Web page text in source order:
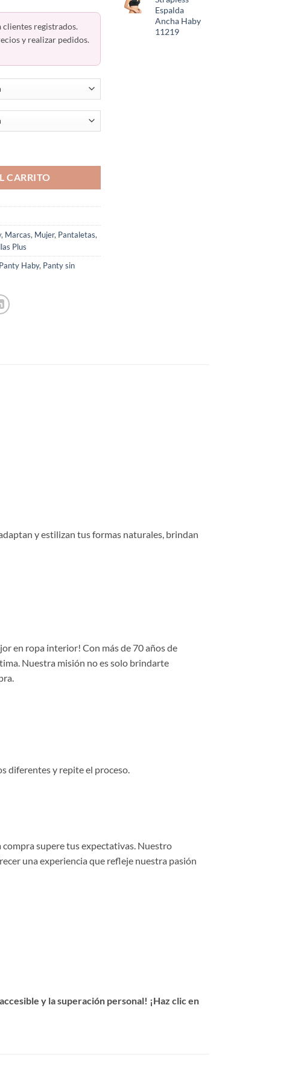
clientes registrados.
y realizar pedidos.
CARRITO
, Marcas, Mujer, Pantaletas,
Plus
Panty Haby, Panty sin
Espalda
Ancha Haby
11219
y estilizan tus formas naturales, brindan
en ropa interior! Con más de 70 años de
Nuestra misión no es solo brindarte
diferentes y repite el proceso.
supere tus expectativas. Nuestro
una experiencia que refleje nuestra pasión
y la superación personal! ¡Haz clic en